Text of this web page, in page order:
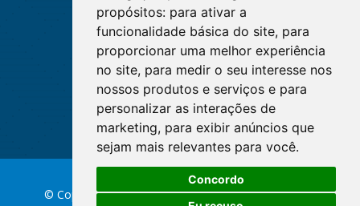
propósitos: para ativar a
funcionalidade básica do site, para
proporcionar uma melhor experiência
no site, para medir o seu interesse nos
nossos produtos e serviços e para
personalizar as interações de
marketing, para exibir anúncios que
sejam mais relevantes para você.
Concordo
© Copyright 2026 Conselho Federal de Enfermagem